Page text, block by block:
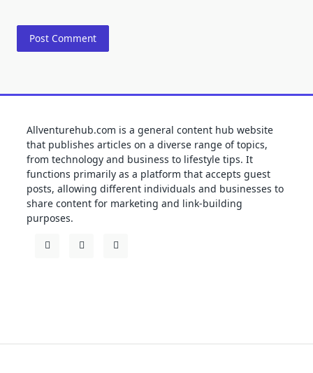
Allventurehub.com is a general content hub website
that publishes articles on a diverse range of topics,
from technology and business to lifestyle tips. It
functions primarily as a platform that accepts guest
posts, allowing different individuals and businesses to
share content for marketing and link-building
purposes.